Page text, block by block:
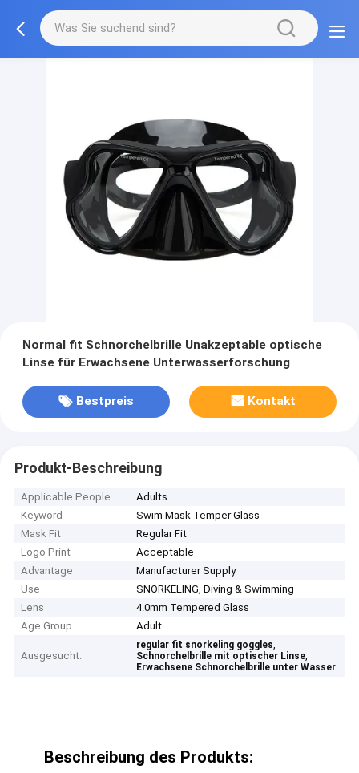
Normal fit Schnorchelbrille Unakzeptable optische
Linse für Erwachsene Unterwasserforschung
Bestpreis Kontakt
Produkt-Beschreibung
Applicable People
Adults
Keyword
Swim Mask Temper Glass
Mask Fit
Regular Fit
Logo Print
Acceptable
Advantage
Manufacturer Supply
Use
SNORKELING, Diving & Swimming
Lens
4.0mm Tempered Glass
Age Group
Adult
Ausgesucht:
regular fit snorkeling goggles,
Schnorchelbrille mit optischer Linse,
Erwachsene Schnorchelbrille unter Wasser
Beschreibung des Produkts: